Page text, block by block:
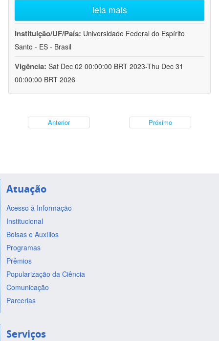
leia mais
Instituição/UF/País: Universidade Federal do Espírito
Santo - ES - Brasil
Vigência: Sat Dec 02 00:00:00 BRT 2023-Thu Dec 31
00:00:00 BRT 2026
Anterior Próximo
Atuação
Acesso à Informação
Institucional
Bolsas e Auxílios
Programas
Prêmios
Popularização da Ciência
Comunicação
Parcerias
Serviços